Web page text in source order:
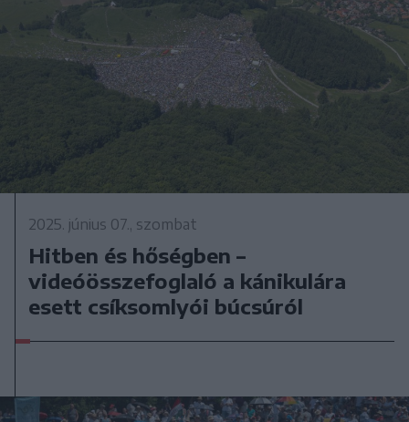
2025. június 07., szombat
Hitben és hőségben –
videóösszefoglaló a kánikulára
esett csíksomlyói búcsúról